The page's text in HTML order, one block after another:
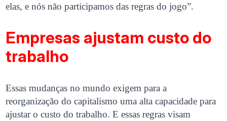
elas, e nós não participamos das regras do jogo”.
Empresas ajustam custo do
trabalho
Essas mudanças no mundo exigem para a
reorganização do capitalismo uma alta capacidade para
ajustar o custo do trabalho. E essas regras visam